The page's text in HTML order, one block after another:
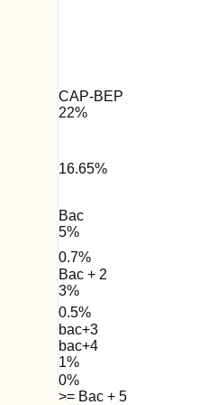
CAP-BEP
22%
16.65%
Bac
5%
0.7%
Bac + 2
3%
0.5%
bac+3
bac+4
1%
0%
>= Bac + 5